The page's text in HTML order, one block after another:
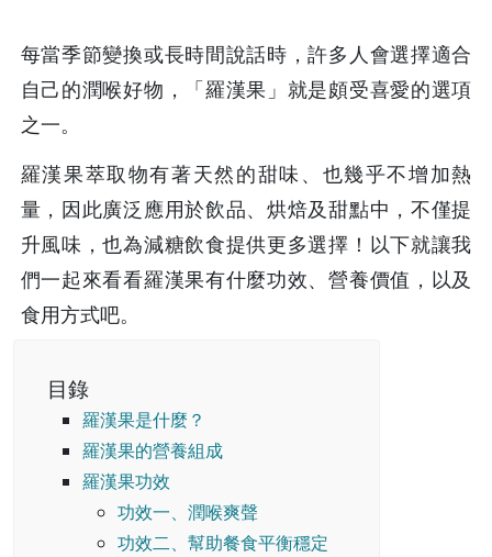
每當季節變換或長時間說話時，許多人會選擇適合
自己的潤喉好物，「羅漢果」就是頗受喜愛的選項
之一。
羅漢果萃取物有著天然的甜味、也幾乎不增加熱
量，因此廣泛應用於飲品、烘焙及甜點中，不僅提
升風味，也為減糖飲食提供更多選擇！以下就讓我
們一起來看看羅漢果有什麼功效、營養價值，以及
食用方式吧。
目錄
羅漢果是什麼？
羅漢果的營養組成
羅漢果功效
功效一、潤喉爽聲
功效二、幫助餐食平衡穩定